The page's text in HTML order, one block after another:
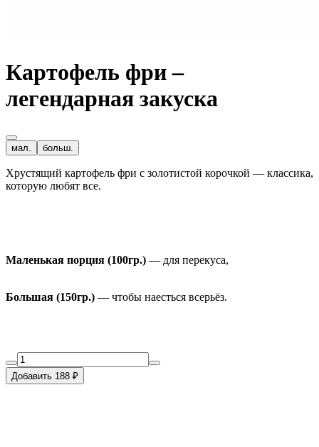
Картофель фри –
легендарная закуска
мал. больш.
Хрустящий картофель фри с золотистой корочкой — классика,
которую любят все.
Маленькая порция (100гр.) — для перекуса,
Большая (150гр.) — чтобы наесться всерьёз.
Добавить 188 ₽